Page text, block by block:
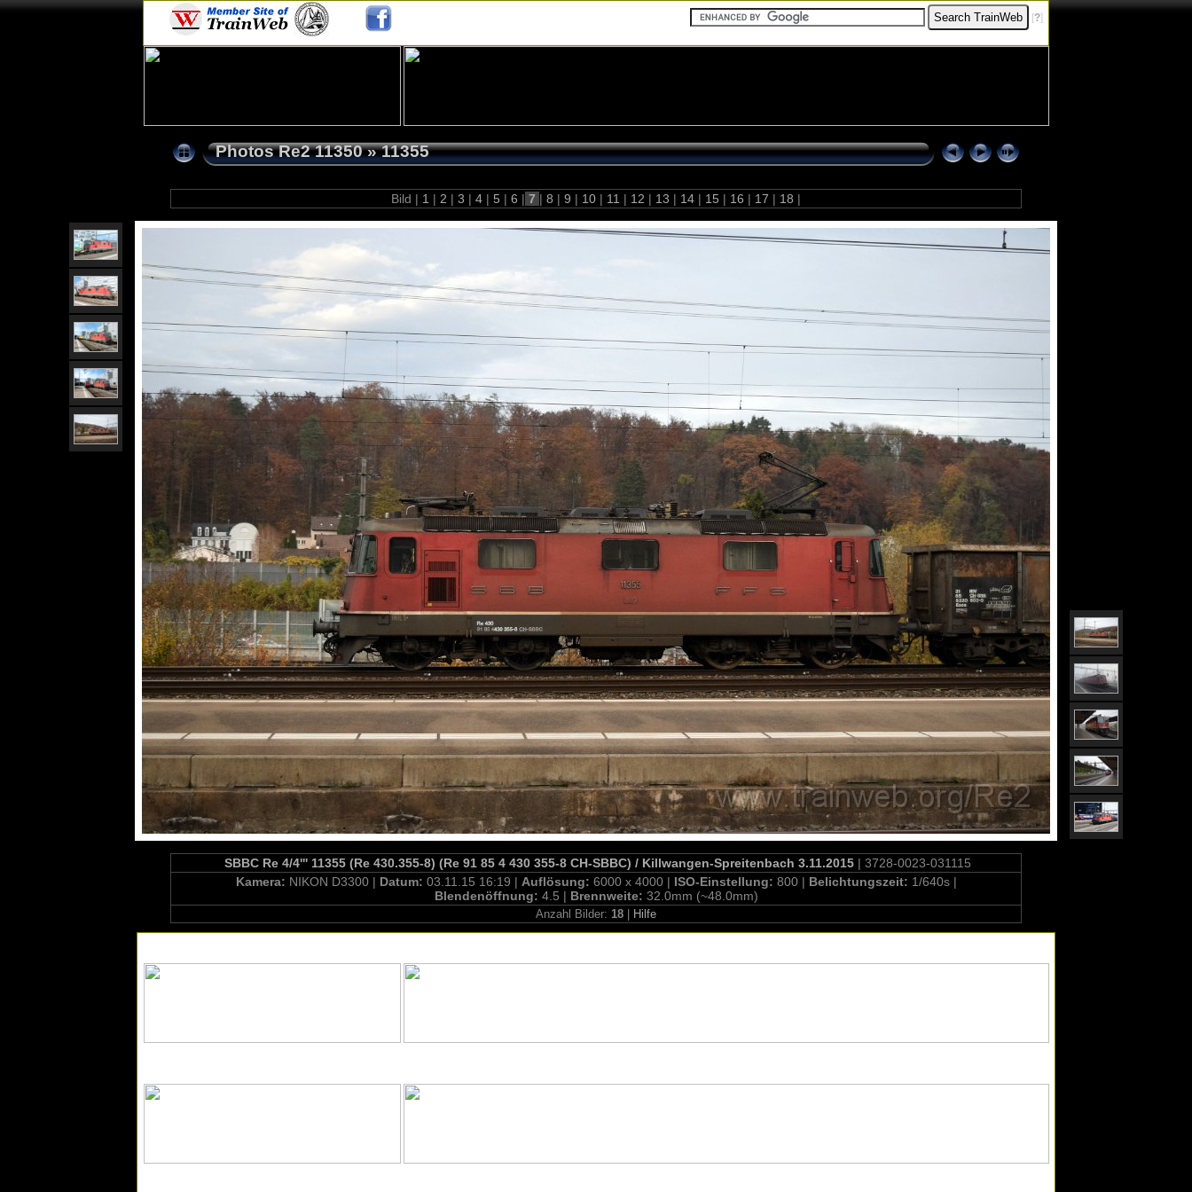
[?]
Photos Re2 11350»11355
Bild | 1 | 2 | 3 | 4 | 5 | 6 | 7 | 8 | 9 | 10 | 11 | 12 | 13 | 14 | 15 | 16 | 17 | 18 |
SBBC Re 4/4''' 11355 (Re 430.355-8) (Re 91 85 4 430 355-8 CH-SBBC) / Killwangen-Spreitenbach 3.11.2015 | 3728-0023-031115
Kamera: NIKON D3300 | Datum: 03.11.15 16:19 | Auflösung: 6000 x 4000 | ISO-Einstellung: 800 | Belichtungszeit: 1/640s |
Blendenöffnung: 4.5 | Brennweite: 32.0mm (~48.0mm)
Anzahl Bilder: 18 Hilfe